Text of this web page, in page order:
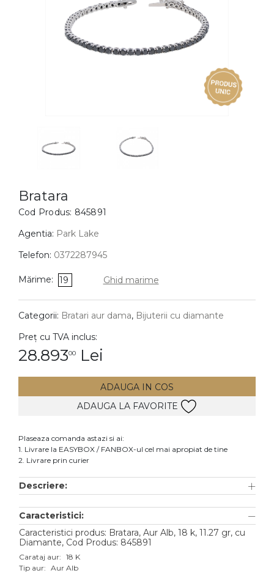
BIJUTERII COPII
Cercei
Bratari
Coliere
Lanturi
Pandantive
DIAMANTE Vezi toate
Cercei
Accesorii
Aur alb
Aur roz
Aur mixt
Bratara
Cod Produs: 845891
Agentia: Park Lake
Telefon: 0372287945
Mărime: 19 Ghid marime
Categorii: Bratari aur dama, Bijuterii cu diamante
Preț cu TVA inclus:
28.89300 Lei
ADAUGA IN COS
ADAUGA LA FAVORITE
Plaseaza comanda astazi si ai:
1. Livrare la EASYBOX / FANBOX-ul cel mai apropiat de tine
2. Livrare prin curier
Descriere:
Caracteristici:
Caracteristici produs: Bratara, Aur Alb, 18 k, 11.27 gr, cu
Diamante, Cod Produs: 845891
Carataj aur: 18 K
Tip aur: Aur Alb